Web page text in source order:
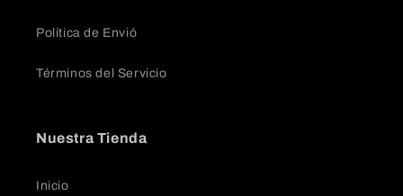
Política de Envió
Términos del Servicio
Nuestra Tienda
Inicio